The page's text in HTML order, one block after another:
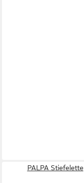
PALPA Stiefelette